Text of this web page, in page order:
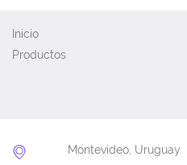
Inicio
Productos
Montevideo, Uruguay